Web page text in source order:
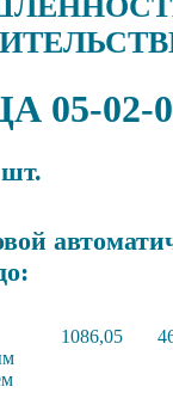
05-02-
шт.
м
1086,05